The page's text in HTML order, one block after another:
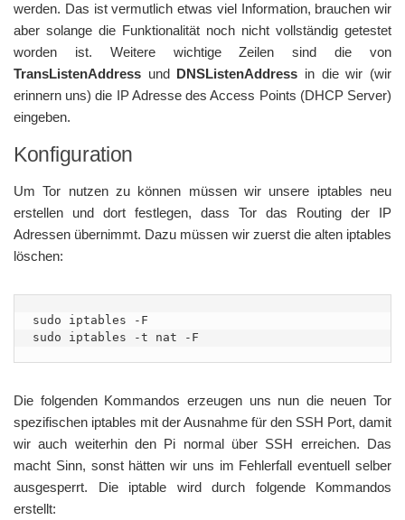
werden. Das ist vermutlich etwas viel Information, brauchen wir
aber solange die Funktionalität noch nicht vollständig getestet
worden ist. Weitere wichtige Zeilen sind die von
TransListenAddress und DNSListenAddress in die wir (wir
erinnern uns) die IP Adresse des Access Points (DHCP Server)
eingeben.
Konfiguration
Um Tor nutzen zu können müssen wir unsere iptables neu
erstellen und dort festlegen, dass Tor das Routing der IP
Adressen übernimmt. Dazu müssen wir zuerst die alten iptables
löschen:
sudo iptables -F
sudo iptables -t nat -F
Die folgenden Kommandos erzeugen uns nun die neuen Tor
spezifischen iptables mit der Ausnahme für den SSH Port, damit
wir auch weiterhin den Pi normal über SSH erreichen. Das
macht Sinn, sonst hätten wir uns im Fehlerfall eventuell selber
ausgesperrt. Die iptable wird durch folgende Kommandos
erstellt: